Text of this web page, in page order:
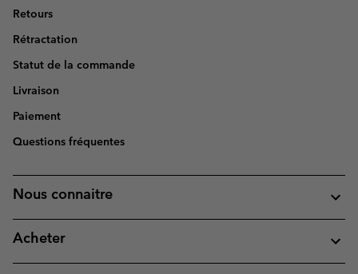
Retours
Rétractation
Statut de la commande
Livraison
Paiement
Questions fréquentes
Nous connaitre
Acheter